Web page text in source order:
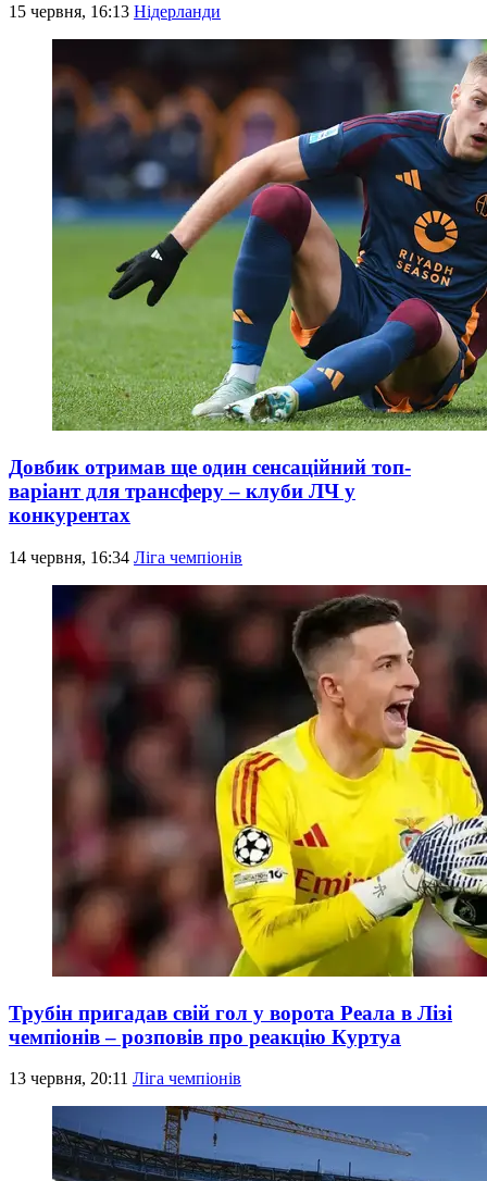
15 червня, 16:13 Нідерланди
Довбик отримав ще один сенсаційний топ-
варіант для трансферу – клуби ЛЧ у
конкурентах
14 червня, 16:34 Ліга чемпіонів
Трубін пригадав свій гол у ворота Реала в Лізі
чемпіонів – розповів про реакцію Куртуа
13 червня, 20:11 Ліга чемпіонів